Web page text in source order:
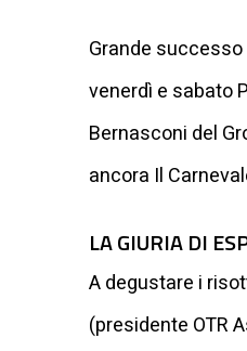
Grande
venerdì e sabato
Bernasconi del
ancora Il
LA GIURIA DI
A degustare i
(presidente OTR